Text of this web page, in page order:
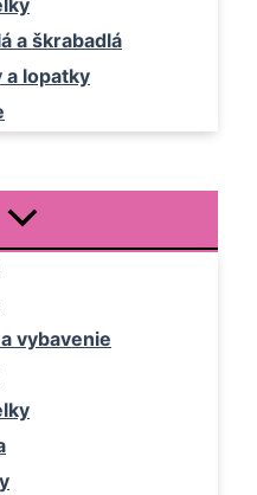
a škrabadlá
a lopatky
vybavenie